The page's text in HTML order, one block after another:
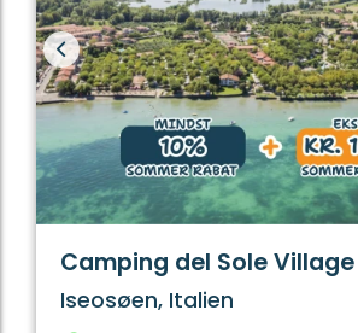
ferie, er Iseosøen ligeledes et godt
på sejltur eller surfe, og der er
cykelstier der kan udforskes i
Du finder vores egne
Premium Deluxe på Camping del
Iseosøen.
Camping del Sole Village
Iseosøen, Italien